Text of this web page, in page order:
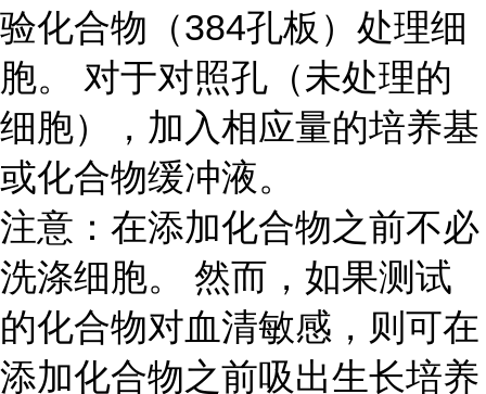
验化合物（384孔板）处理细
胞。 对于对照孔（未处理的
细胞），加入相应量的培养基
或化合物缓冲液。
注意：在添加化合物之前不必
洗涤细胞。 然而，如果测试
的化合物对血清敏感，则可在
添加化合物之前吸出生长培养